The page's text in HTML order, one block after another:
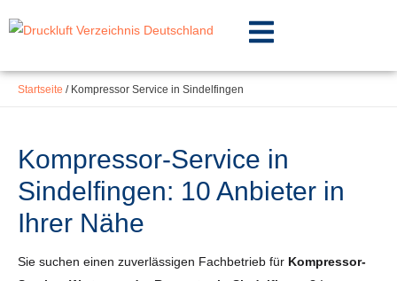
springen
Inhalt
Startseite / Kompressor Service in Sindelfingen
Kompressor-Service in
Sindelfingen: 10 Anbieter in
Ihrer Nähe
Sie suchen einen zuverlässigen Fachbetrieb für Kompressor-